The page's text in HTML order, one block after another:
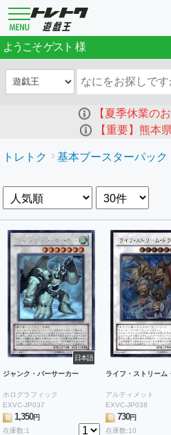
ようこそゲスト
【夏季休業の
【重要】熊本
トレトク 基本ブースターパック
日本語
ジャンク・バーサーカー
ホログラフィック
EXVC-JP037
B
1,350円
在庫数:1
ライフ・ストリーム
アルティメット
EXVC-JP038
B
730円
在庫数:10